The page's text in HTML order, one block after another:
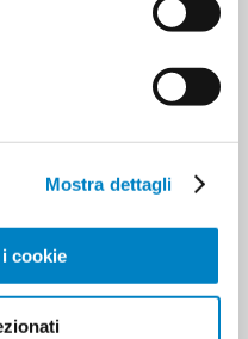
Mostra dettagli
cookie
09:00 alle 13.00 e